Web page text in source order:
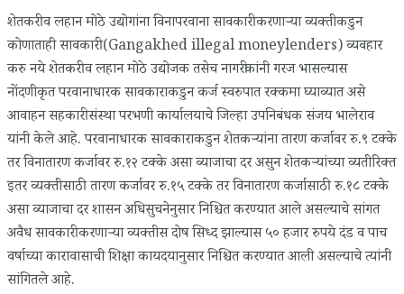
शेतकरी व लहान मोठे उद्योगांना विनापरवाना सावकारी करणाऱ्या व्यक्तीकडुन
कोणाताही सावकारी (Gangakhed illegal moneylenders) व्यवहार
करु नये शेतकरी व लहान मोठे उद्योजक तसेच नागरीकांनी गरज भासल्यास
नोंदणीकृत परवानाधारक सावकाराकडुन कर्ज स्वरुपात रक्कमा घ्याव्यात असे
आवाहन सहकारी संस्था परभणी कार्यालयाचे जिल्हा उपनिबंधक संजय भालेराव
यांनी केले आहे. परवानाधारक सावकाराकडुन शेतकऱ्यांना तारण कर्जावर रु.९ टक्के
तर विनातारण कर्जावर रु.१२ टक्के असा व्याजाचा दर असुन शेतकऱ्यांच्या व्यतीरिक्त
इतर व्यक्तीसाठी तारण कर्जावर रु.१५ टक्के तर विनातारण कर्जासाठी रु.१८ टक्के
असा व्याजाचा दर शासन अधिसुचनेनुसार निश्चित करण्यात आले असल्याचे सांगत
अवैध सावकारी करणाऱ्या व्यक्तीस दोष सिध्द झाल्यास ५० हजार रुपये दंड व पाच
वर्षाच्या कारावासाची शिक्षा कायदयानुसार निश्चित करण्यात आली असल्याचे त्यांनी
सांगितले आहे.